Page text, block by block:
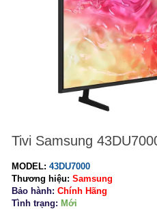
Tivi Samsung
MODEL: 43DU7000
Thương hiệu: Samsung
Bảo hành: Chính Hãng
Tình trạng: Mới